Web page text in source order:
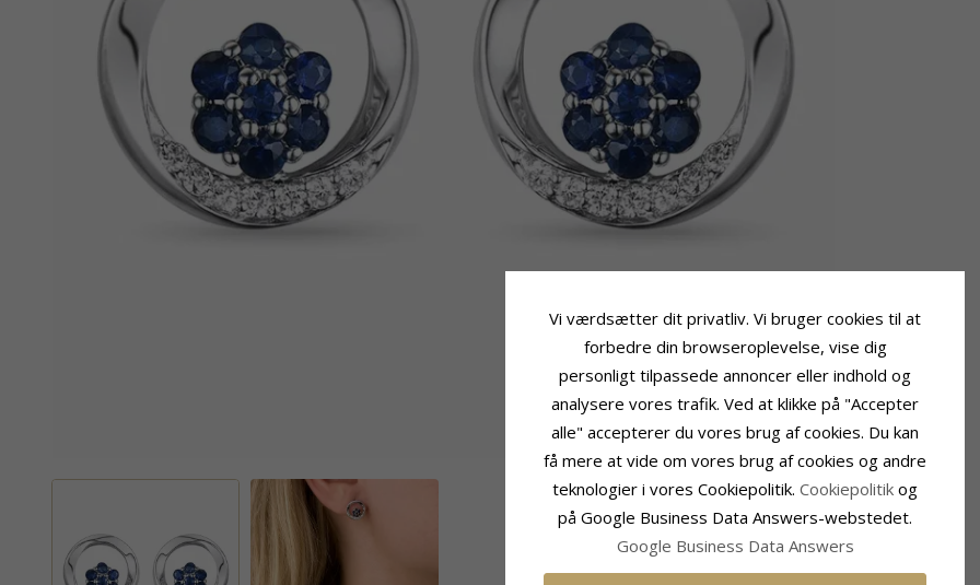
Vi værdsætter dit privatliv. Vi bruger cookies til at
forbedre din browseroplevelse, vise dig
personligt tilpassede annoncer eller indhold og
analysere vores trafik. Ved at klikke på "Accepter
alle" accepterer du vores brug af cookies. Du kan
få mere at vide om vores brug af cookies og andre
teknologier i vores Cookiepolitik. Cookiepolitik og
på Google Business Data Answers-webstedet.
Google Business Data Answers